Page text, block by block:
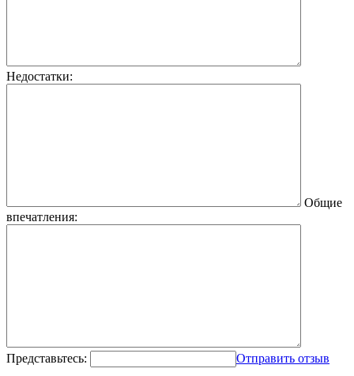
Недостатки:
Общие
впечатления:
Представьтесь: Отправить отзыв